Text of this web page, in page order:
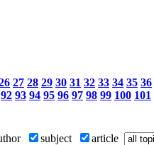
27 28 29 30 31 32 33 34 35 36
92 93 94 95 96 97 98 99 100 101
subject article